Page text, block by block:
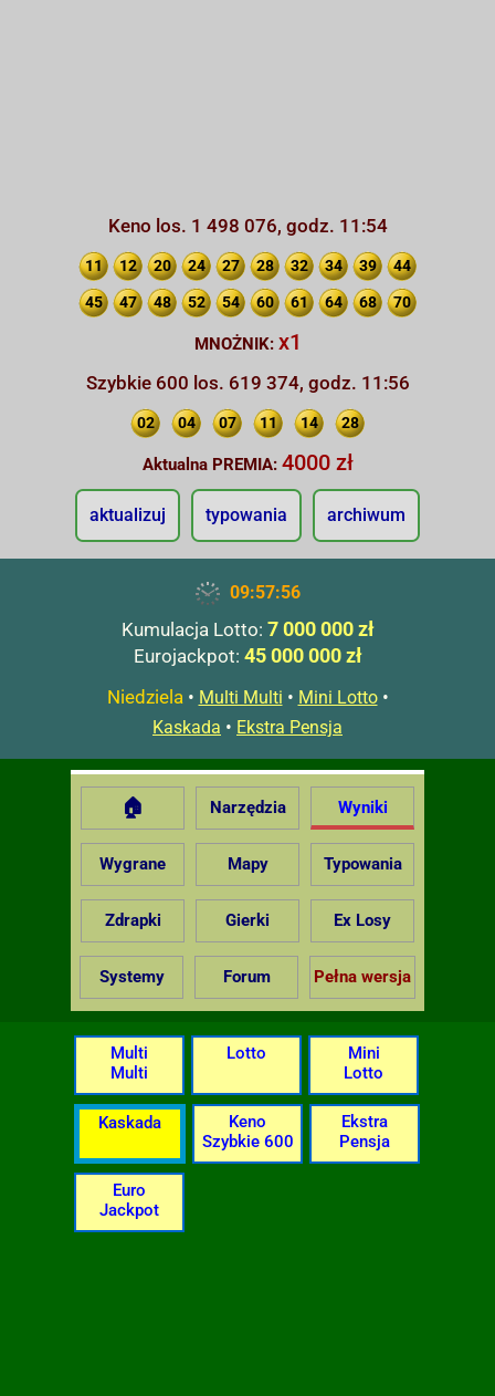
Keno los. 1 498 076, godz. 11:54
11 12 20 24 27 28 32 34 39 44
45 47 48 52 54 60 61 64 68 70
MNOŻNIK: x1
Szybkie 600 los. 619 374, godz. 11:56
02 04 07 11 14 28
Aktualna PREMIA: 4000 zł
aktualizuj typowania archiwum
09:57:57
Kumulacja Lotto: 7 000 000 zł
Eurojackpot: 45 000 000 zł
Niedziela• Multi Multi • Mini Lotto•
Kaskada • Ekstra Pensja
🏠 Narzędzia Wyniki
Wygrane Mapy Typowania
Zdrapki Gierki Ex Losy
Systemy Forum Pełna wersja
Multi
Multi
Lotto
Mini
Lotto
Kaskada
Keno
Szybkie 600
Ekstra
Pensja
Euro
Jackpot